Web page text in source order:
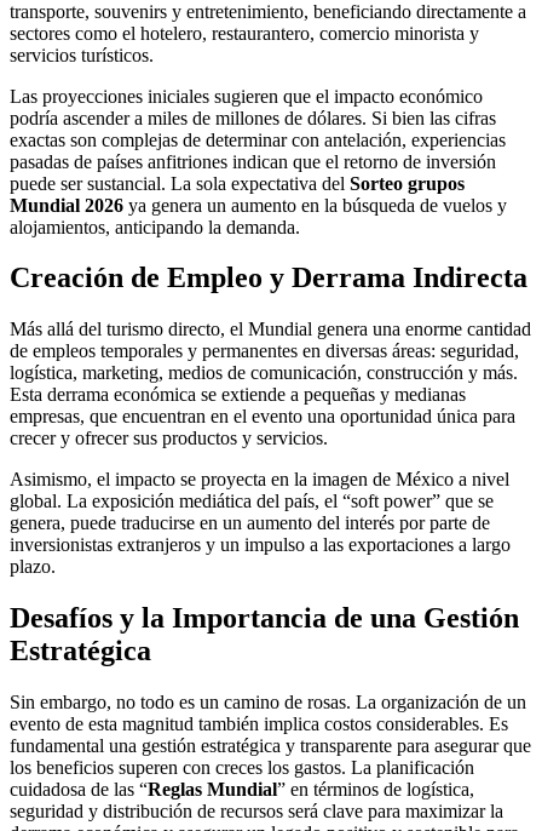
transporte, souvenirs y entretenimiento, beneficiando directamente a
sectores como el hotelero, restaurantero, comercio minorista y
servicios turísticos.
Las proyecciones iniciales sugieren que el impacto económico
podría ascender a miles de millones de dólares. Si bien las cifras
exactas son complejas de determinar con antelación, experiencias
pasadas de países anfitriones indican que el retorno de inversión
puede ser sustancial. La sola expectativa del Sorteo grupos
Mundial 2026 ya genera un aumento en la búsqueda de vuelos y
alojamientos, anticipando la demanda.
Creación de Empleo y Derrama Indirecta
Más allá del turismo directo, el Mundial genera una enorme cantidad
de empleos temporales y permanentes en diversas áreas: seguridad,
logística, marketing, medios de comunicación, construcción y más.
Esta derrama económica se extiende a pequeñas y medianas
empresas, que encuentran en el evento una oportunidad única para
crecer y ofrecer sus productos y servicios.
Asimismo, el impacto se proyecta en la imagen de México a nivel
global. La exposición mediática del país, el “soft power” que se
genera, puede traducirse en un aumento del interés por parte de
inversionistas extranjeros y un impulso a las exportaciones a largo
plazo.
Desafíos y la Importancia de una Gestión
Estratégica
Sin embargo, no todo es un camino de rosas. La organización de un
evento de esta magnitud también implica costos considerables. Es
fundamental una gestión estratégica y transparente para asegurar que
los beneficios superen con creces los gastos. La planificación
cuidadosa de las “Reglas Mundial” en términos de logística,
seguridad y distribución de recursos será clave para maximizar la